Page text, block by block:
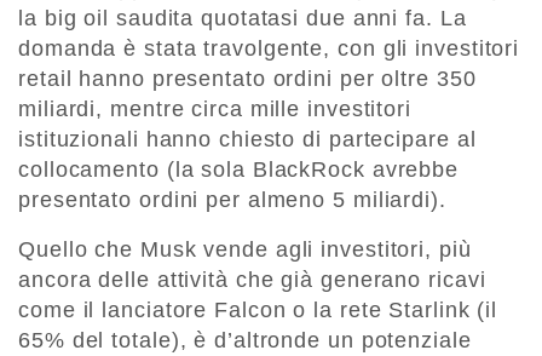
la big oil saudita quotatasi due anni fa. La
domanda è stata travolgente, con gli investitori
retail hanno presentato ordini per oltre 350
miliardi, mentre circa mille investitori
istituzionali hanno chiesto di partecipare al
collocamento (la sola BlackRock avrebbe
presentato ordini per almeno 5 miliardi).
Quello che Musk vende agli investitori, più
ancora delle attività che già generano ricavi
come il lanciatore Falcon o la rete Starlink (il
65% del totale), è d’altronde un potenziale